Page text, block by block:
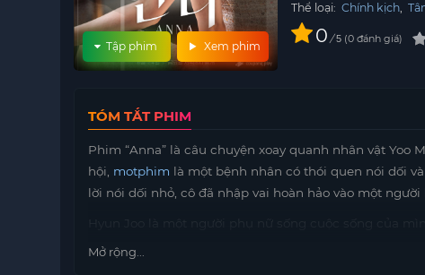
Xem phim
Tập phim
Thể loại: Chính kịch,
0 / 5 0 đánh giá
TÓM TẮT PHIM
Phim “Anna” là câu chuyện xoay quanh nhân vật
hội, motphim là một bệnh nhân có thói quen nói dối
lời nói dối nhỏ, cô đã nhập vai hoàn hảo vào một
cũng không ác ý. Cô có một mối quan hệ căng thẳng
Mở rộng...